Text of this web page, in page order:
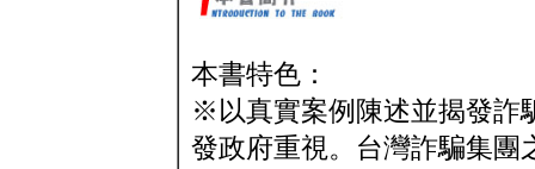
本書特色：
※以真實案例陳述並揭發詐
發政府重視。台灣詐騙集團